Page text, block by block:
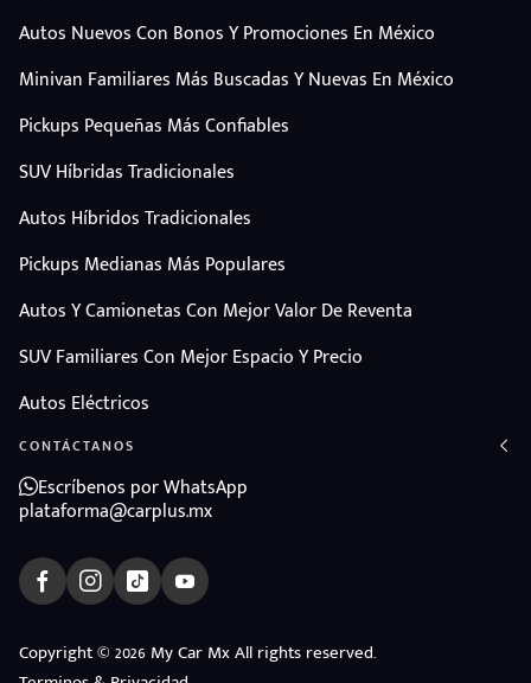
Autos Nuevos Con Bonos Y Promociones En México
Minivan Familiares Más Buscadas Y Nuevas En México
Pickups Pequeñas Más Confiables
SUV Híbridas Tradicionales
Autos Híbridos Tradicionales
Pickups Medianas Más Populares
Autos Y Camionetas Con Mejor Valor De Reventa
SUV Familiares Con Mejor Espacio Y Precio
Autos Eléctricos
CONTÁCTANOS
Escríbenos por WhatsApp
plataforma@carplus.mx
Copyright © 2026 My Car Mx All rights reserved.